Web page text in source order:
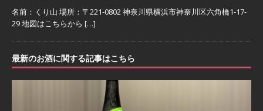
名前：くり山 場所：〒221-0802 神奈川県横浜市神奈川区六角橋1-17-
29 地図はこちらから […]
最新のお酒に関する記事はこちら